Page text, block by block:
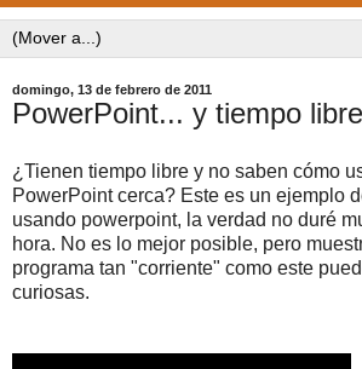
domingo, 13 de febrero de 2011
PowerPoint... y tiempo libre
¿Tienen tiempo libre y no saben cómo
PowerPoint cerca? Este es un ejemplo
usando powerpoint, la verdad no duré
hora. No es lo mejor posible, pero
programa tan "corriente" como este
curiosas.